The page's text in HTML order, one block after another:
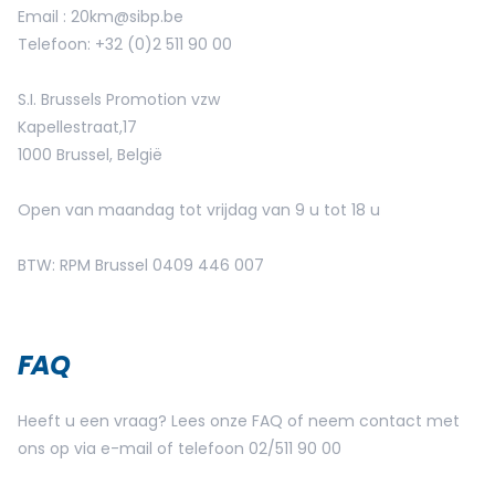
Email : 20km@sibp.be
Telefoon: +32 (0)2 511 90 00
S.I. Brussels Promotion vzw
Kapellestraat,17
1000 Brussel, België
Open van maandag tot vrijdag van 9 u tot 18 u
BTW: RPM Brussel 0409 446 007
FAQ
Heeft u een vraag? Lees onze FAQ of neem contact met
ons op via e-mail of telefoon 02/511 90 00